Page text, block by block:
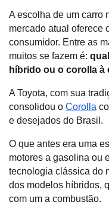
A escolha de um carro
mercado atual oferece
consumidor. Entre as
muitos se fazem é:
híbrido ou o corolla à
A Toyota, com sua
consolidou o Corolla
e desejados do Brasil.
O que antes era uma
motores a gasolina ou
tecnologia clássica do
dos modelos híbridos,
com um a combustão.